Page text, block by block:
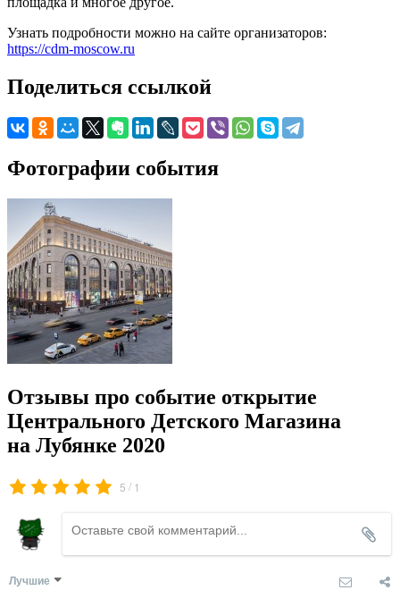
Узнать подробности можно на сайте организаторов:
https://cdm-moscow.ru
Поделиться ссылкой
Фотографии события
Отзывы про событие открытие
Центрального Детского Магазина
на Лубянке 2020
5 / 1
Лучшие